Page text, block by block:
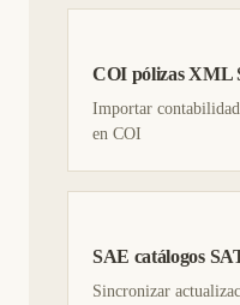
COI pólizas XML
Importar
en COI
SAE catálogos
Sincronizar